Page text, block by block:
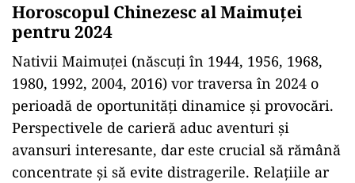
Horoscopul Chinezesc al Maimuței
pentru 2024
Nativii Maimuței (născuți în 1944, 1956, 1968,
1980, 1992, 2004, 2016) vor traversa în 2024 o
perioadă de oportunități dinamice și provocări.
Perspectivele de carieră aduc aventuri și
avansuri interesante, dar este crucial să rămână
concentrate și să evite distragerile. Relațiile ar